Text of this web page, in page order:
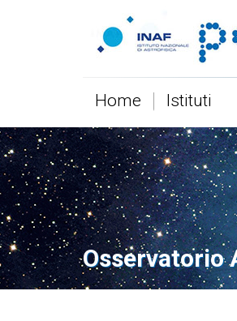
Home Istituti
Osservatorio